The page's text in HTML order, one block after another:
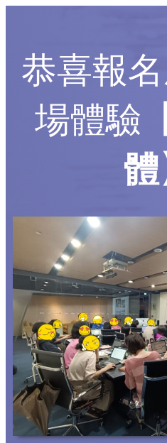
恭喜報
場體驗
體